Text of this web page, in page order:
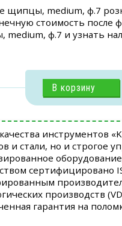
щипцы, medium, ф.7
стоимость после
ф.7 и узнать
В корзину
инструментов
и стали, но и строгое
сертифицировано
производств
гарантия на